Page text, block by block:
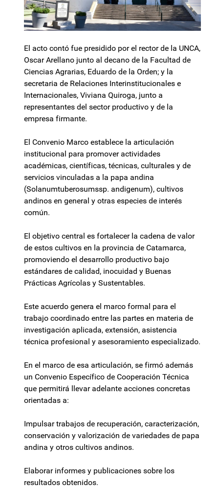
El acto contó fue presidido por el rector de la UNCA,
Oscar Arellano junto al decano de la Facultad de
Ciencias Agrarias, Eduardo de la Orden; y la
secretaria de Relaciones Interinstitucionales e
Internacionales, Viviana Quiroga, junto a
representantes del sector productivo y de la
empresa firmante.
El Convenio Marco establece la articulación
institucional para promover actividades
académicas, científicas, técnicas, culturales y de
servicios vinculadas a la papa andina
(Solanumtuberosumssp. andigenum), cultivos
andinos en general y otras especies de interés
común.
El objetivo central es fortalecer la cadena de valor
de estos cultivos en la provincia de Catamarca,
promoviendo el desarrollo productivo bajo
estándares de calidad, inocuidad y Buenas
Prácticas Agrícolas y Sustentables.
Este acuerdo genera el marco formal para el
trabajo coordinado entre las partes en materia de
investigación aplicada, extensión, asistencia
técnica profesional y asesoramiento especializado.
En el marco de esa articulación, se firmó además
un Convenio Específico de Cooperación Técnica
que permitirá llevar adelante acciones concretas
orientadas a:
Impulsar trabajos de recuperación, caracterización,
conservación y valorización de variedades de papa
andina y otros cultivos andinos.
Elaborar informes y publicaciones sobre los
resultados obtenidos.